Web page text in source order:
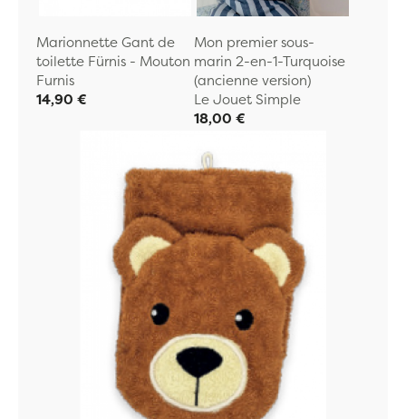
Marionnette Gant de
toilette Fürnis - Mouton
Furnis
14,90 €
Mon premier sous-
marin 2-en-1-Turquoise
(ancienne version)
Le Jouet Simple
18,00 €